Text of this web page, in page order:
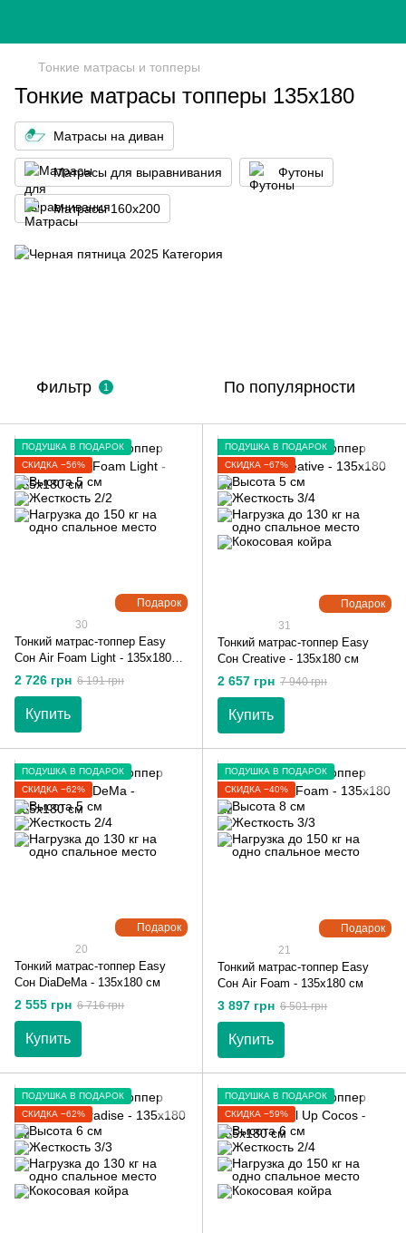
Тонкие матрасы и топперы
Тонкие матрасы топперы 135х180
Матрасы на диван
Матрасы для выравнивания Футоны
Матрасы 160x200
Фильтр 1 По популярности
Подарок
ПОДУШКА В ПОДАРОК
СКИДКА −56%
30
Тонкий матрас-топпер Easy
Сон Air Foam Light - 135х180
см
2 726 грн 6 191 грн
Купить
Подарок
ПОДУШКА В ПОДАРОК
СКИДКА −67%
31
Тонкий матрас-топпер Easy
Сон Creative - 135х180 см
2 657 грн 7 940 грн
Купить
Подарок
ПОДУШКА В ПОДАРОК
СКИДКА −62%
20
Тонкий матрас-топпер Easy
Сон DiaDeMa - 135х180 см
2 555 грн 6 716 грн
Купить
Подарок
ПОДУШКА В ПОДАРОК
СКИДКА −40%
21
Тонкий матрас-топпер Easy
Сон Air Foam - 135х180 см
3 897 грн 6 501 грн
Купить
ПОДУШКА В ПОДАРОК
СКИДКА −62%
ПОДУШКА В ПОДАРОК
СКИДКА −59%